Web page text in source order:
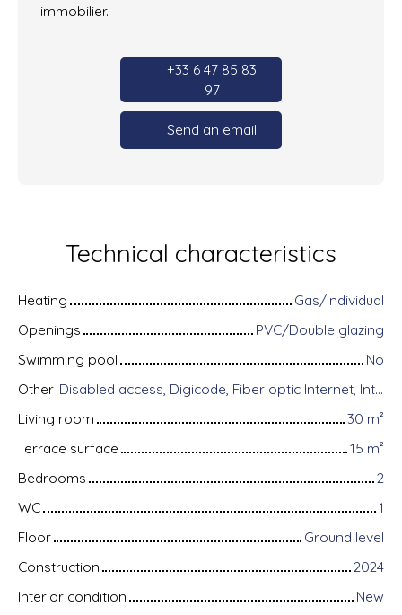
immobilier.
+33 6 47 85 83
97
Send an email
Technical characteristics
Heating
Gas/Individual
Openings
PVC/Double glazing
Swimming pool
No
Other
Disabled access, Digicode, Fiber optic Internet, Intercom, Bike storage, Motorized gate, Alarm system, Videophone, Electric shutters
Living room
30 m²
Terrace surface
15 m²
Bedrooms
2
WC
1
Floor
Ground level
Construction
2024
Interior condition
New